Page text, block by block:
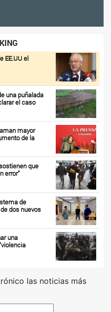
EE.UU el
una puñalada
el caso
mayor
de la
que
error”
de
dos nuevos
una
las noticias más